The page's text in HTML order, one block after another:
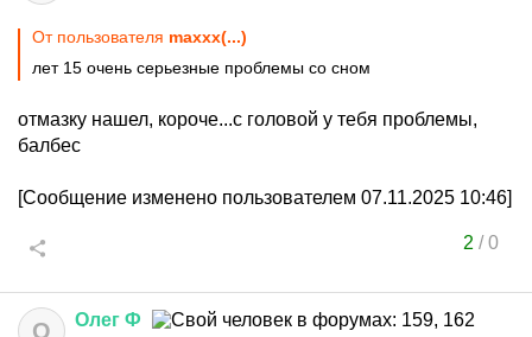
От пользователя maxxx(...)
лет 15 очень серьезные проблемы со сном
отмазку нашел, короче...с головой у тебя проблемы,
балбес
[Сообщение изменено пользователем 07.11.2025 10:46]
2 /0
О Олег Ф